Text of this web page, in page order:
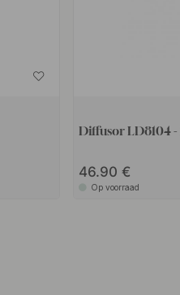
Diffusor LD8104
46.90
Op voorraad